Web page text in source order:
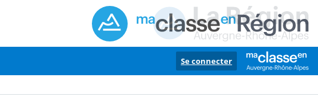
Se connecter